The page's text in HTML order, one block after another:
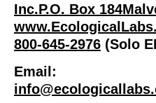
Inc.P.O. Box
800-645-2976 (Solo
Email: